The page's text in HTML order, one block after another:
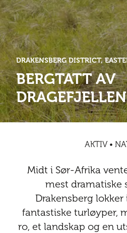
Kultur
Mat og
Natur
Safari
Storby
Trender
Vinter
Sør-
Våre vilkår og
Presse
Kontakt
Nyheter Safari
Spa og luksus
Trender
Kontakt
DRAKENSBERG DISTRICT,
BERGTATT AV
AKTIV •
Midt i Sør-Afrika
mest dramatiske
Drakensberg
fantastiske turløyper,
ro, et landskap og en